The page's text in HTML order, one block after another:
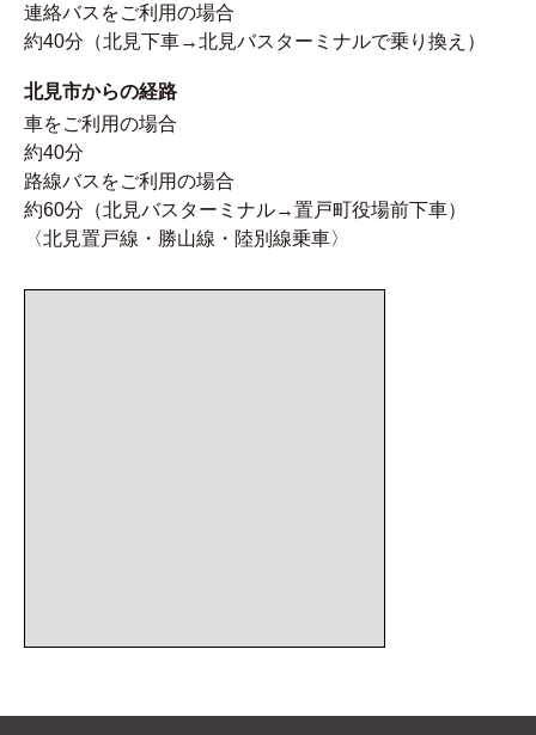
連絡バスをご利用の場合
約40分（北見下車→北見バスターミナルで乗り換え）
北見市からの経路
車をご利用の場合
約40分
路線バスをご利用の場合
約60分（北見バスターミナル→置戸町役場前下車）
〈北見置戸線・勝山線・陸別線乗車〉